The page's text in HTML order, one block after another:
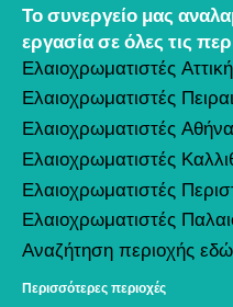
Το συνεργείο μας
εργασία σε όλες τις
Ελαιοχρωματιστές Αττική
Ελαιοχρωματιστές
Ελαιοχρωματιστές Αθήνα
Ελαιοχρωματιστές
Ελαιοχρωματιστές
Ελαιοχρωματιστές
Αναζήτηση περιοχής
Περισσότερες περιοχές